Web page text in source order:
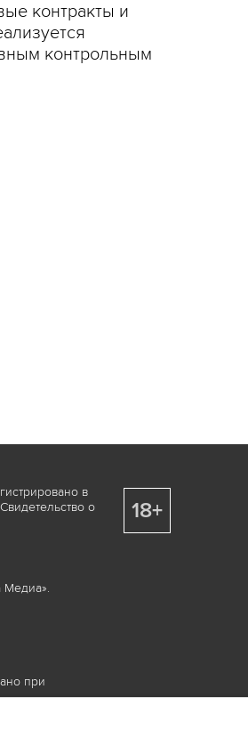
контракты и
контрольным
в
о
Медиа».
при
не
18+